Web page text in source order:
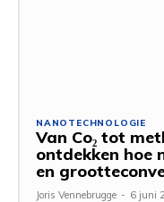
NANOTECHNOLOGIE
Van Co₂ tot
ontdekken hoe
en
Joris Vennebrugge - 6 juni